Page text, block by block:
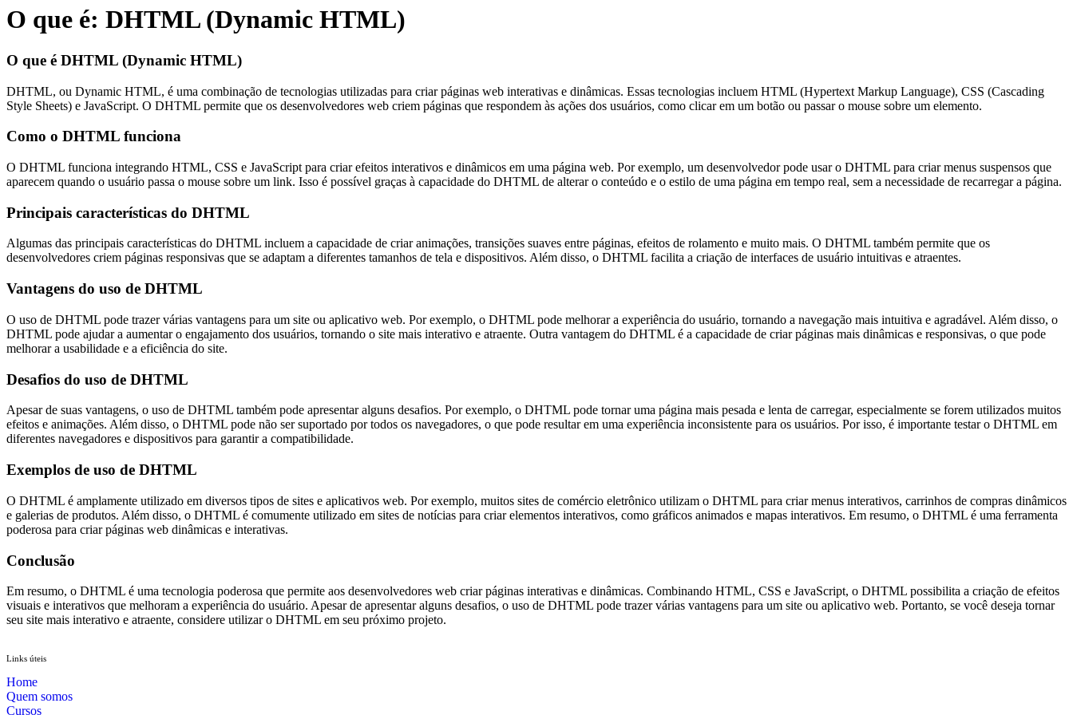
O que é: DHTML (Dynamic HTML)
O que é DHTML (Dynamic HTML)
DHTML, ou Dynamic HTML, é uma combinação de tecnologias utilizadas para criar páginas web interativas e dinâmicas. Essas tecnologias incluem HTML (Hypertext Markup Language), CSS (Cascading
Style Sheets) e JavaScript. O DHTML permite que os desenvolvedores web criem páginas que respondem às ações dos usuários, como clicar em um botão ou passar o mouse sobre um elemento.
Como o DHTML funciona
O DHTML funciona integrando HTML, CSS e JavaScript para criar efeitos interativos e dinâmicos em uma página web. Por exemplo, um desenvolvedor pode usar o DHTML para criar menus suspensos que
aparecem quando o usuário passa o mouse sobre um link. Isso é possível graças à capacidade do DHTML de alterar o conteúdo e o estilo de uma página em tempo real, sem a necessidade de recarregar a página.
Principais características do DHTML
Algumas das principais características do DHTML incluem a capacidade de criar animações, transições suaves entre páginas, efeitos de rolamento e muito mais. O DHTML também permite que os
desenvolvedores criem páginas responsivas que se adaptam a diferentes tamanhos de tela e dispositivos. Além disso, o DHTML facilita a criação de interfaces de usuário intuitivas e atraentes.
Vantagens do uso de DHTML
O uso de DHTML pode trazer várias vantagens para um site ou aplicativo web. Por exemplo, o DHTML pode melhorar a experiência do usuário, tornando a navegação mais intuitiva e agradável. Além disso, o
DHTML pode ajudar a aumentar o engajamento dos usuários, tornando o site mais interativo e atraente. Outra vantagem do DHTML é a capacidade de criar páginas mais dinâmicas e responsivas, o que pode
melhorar a usabilidade e a eficiência do site.
Desafios do uso de DHTML
Apesar de suas vantagens, o uso de DHTML também pode apresentar alguns desafios. Por exemplo, o DHTML pode tornar uma página mais pesada e lenta de carregar, especialmente se forem utilizados muitos
efeitos e animações. Além disso, o DHTML pode não ser suportado por todos os navegadores, o que pode resultar em uma experiência inconsistente para os usuários. Por isso, é importante testar o DHTML em
diferentes navegadores e dispositivos para garantir a compatibilidade.
Exemplos de uso de DHTML
O DHTML é amplamente utilizado em diversos tipos de sites e aplicativos web. Por exemplo, muitos sites de comércio eletrônico utilizam o DHTML para criar menus interativos, carrinhos de compras dinâmicos
e galerias de produtos. Além disso, o DHTML é comumente utilizado em sites de notícias para criar elementos interativos, como gráficos animados e mapas interativos. Em resumo, o DHTML é uma ferramenta
poderosa para criar páginas web dinâmicas e interativas.
Conclusão
Em resumo, o DHTML é uma tecnologia poderosa que permite aos desenvolvedores web criar páginas interativas e dinâmicas. Combinando HTML, CSS e JavaScript, o DHTML possibilita a criação de efeitos
visuais e interativos que melhoram a experiência do usuário. Apesar de apresentar alguns desafios, o uso de DHTML pode trazer várias vantagens para um site ou aplicativo web. Portanto, se você deseja tornar
seu site mais interativo e atraente, considere utilizar o DHTML em seu próximo projeto.
Links úteis
Home
Quem somos
Cursos